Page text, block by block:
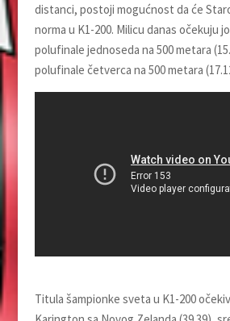
distanci, postoji mogućnost da će
norma u K1-200. Milicu danas očekuju
polufinale jednoseda na 500 metara
polufinale četverca na 500 metara
Titula šampionke sveta u K1-200